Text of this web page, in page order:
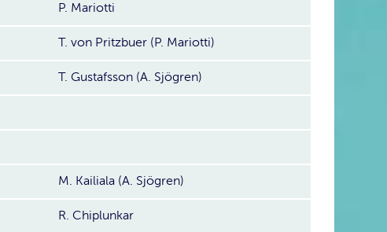
P. Mariotti
T. von Pritzbuer (P. Mariotti)
T. Gustafsson (A. Sjögren)
M. Kailiala (A. Sjögren)
R. Chiplunkar